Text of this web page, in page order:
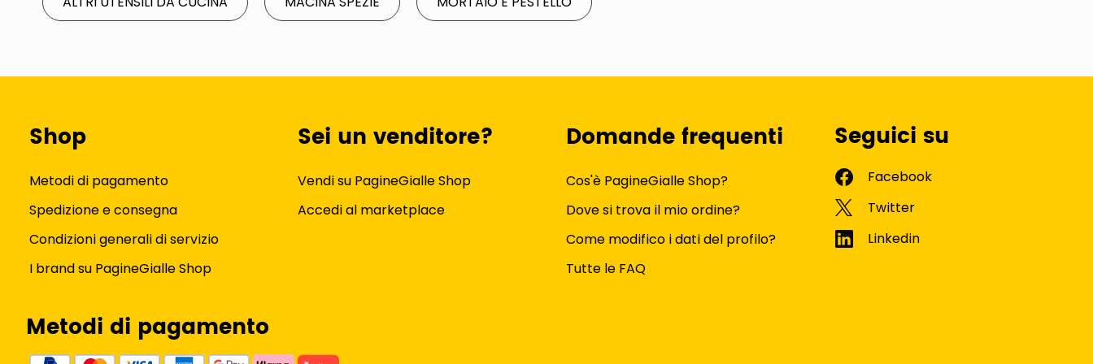
Shop
Metodi di pagamento
Spedizione e consegna
Condizioni generali di servizio
I brand su PagineGialle Shop
Sei un venditore?
Vendi su PagineGialle Shop
Accedi al marketplace
Domande frequenti
Cos'è PagineGialle Shop?
Dove si trova il mio ordine?
Come modifico i dati del profilo?
Tutte le FAQ
Seguici su
Metodi di pagamento